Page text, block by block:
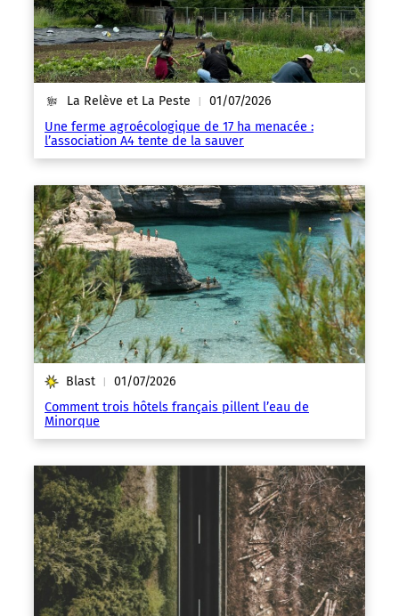
La Relève et La Peste | 01/07/2026
Une ferme agroécologique de 17 ha menacée :
l’association A4 tente de la sauver
Blast | 01/07/2026
Comment trois hôtels français pillent l’eau de
Minorque